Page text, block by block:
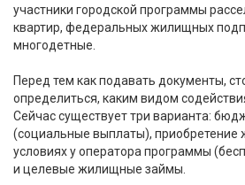
участники городской программы
квартир, федеральных жилищных
многодетные.
Перед тем как подавать документы,
определиться, каким видом
Сейчас существует три варианта:
(социальные выплаты), приобретение
условиях у оператора программы
и целевые жилищные займы.